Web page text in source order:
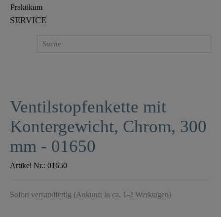
Praktikum
SERVICE
Ventilstopfenkette mit
Kontergewicht, Chrom, 300
mm - 01650
Artikel Nr.: 01650
Sofort versandfertig (Ankunft in ca. 1-2 Werktagen)